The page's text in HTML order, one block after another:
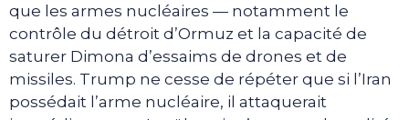
que les armes nucléaires — notamment le
contrôle du détroit d’Ormuz et la capacité de
saturer Dimona d’essaims de drones et de
missiles. Trump ne cesse de répéter que si l’Iran
possédait l’arme nucléaire, il attaquerait